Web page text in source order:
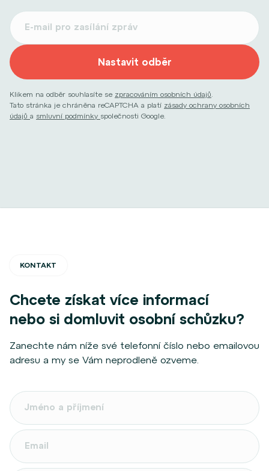
Nastavit odběr
Klikem na odběr souhlasíte se zpracováním osobních údajů.
Tato stránka je chráněna reCAPTCHA a platí zásady ochrany osobních
údajů a smluvní podmínky společnosti Google.
KONTAKT
Chcete získat více informací
nebo si domluvit osobní schůzku?
Zanechte nám níže své telefonní číslo nebo emailovou
adresu a my se Vám neprodleně ozveme.